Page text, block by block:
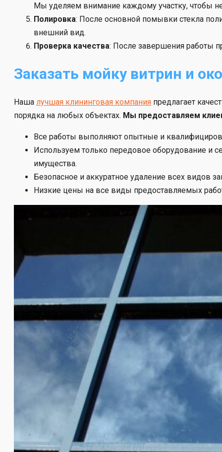
Мы уделяем внимание каждому участку, чтобы
Полировка: После основной помывки стекла
внешний вид.
Проверка качества: После завершения работы
Заказать мойку витрин и
Наша лучшая клининговая компания предлагает
порядка на любых объектах. Мы предоставляем
Все работы выполняют опытные и
Используем только передовое оборудование и
имущества.
Безопасное и аккуратное удаление всех видов
Низкие цены на все виды предоставляемых